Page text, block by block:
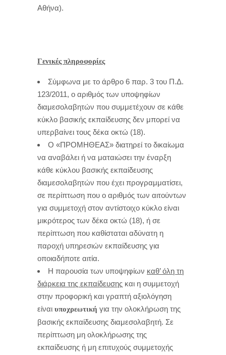
Αθήνα).
Γενικές πληροφορίες
Σύμφωνα με το άρθρο 6 παρ. 3 του Π.Δ.
123/2011, ο αριθμός των υποψηφίων
διαμεσολαβητών που συμμετέχουν σε κάθε
κύκλο βασικής εκπαίδευσης δεν μπορεί να
υπερβαίνει τους δέκα οκτώ (18).
Ο «ΠΡΟΜΗΘΕΑΣ» διατηρεί το δικαίωμα
να αναβάλει ή να ματαιώσει την έναρξη
κάθε κύκλου βασικής εκπαίδευσης
διαμεσολαβητών που έχει προγραμματίσει,
σε περίπτωση που ο αριθμός των αιτούντων
για συμμετοχή στον αντίστοιχο κύκλο είναι
μικρότερος των δέκα οκτώ (18), ή σε
περίπτωση που καθίσταται αδύνατη η
παροχή υπηρεσιών εκπαίδευσης για
οποιαδήποτε αιτία.
Η παρουσία των υποψηφίων καθ’ όλη τη
διάρκεια της εκπαίδευσης και η συμμετοχή
στην προφορική και γραπτή αξιολόγηση
είναι υποχρεωτική για την ολοκλήρωση της
βασικής εκπαίδευσης διαμεσολαβητή. Σε
περίπτωση μη ολοκλήρωσης της
εκπαίδευσης ή μη επιτυχούς συμμετοχής